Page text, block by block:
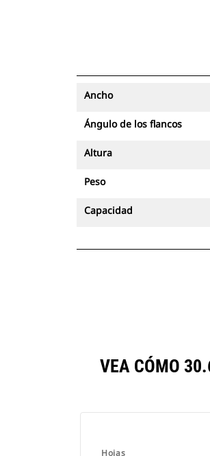
Ancho
Ángulo de los flancos
Altura
Peso
Capacidad
VEA CÓMO
Hojas